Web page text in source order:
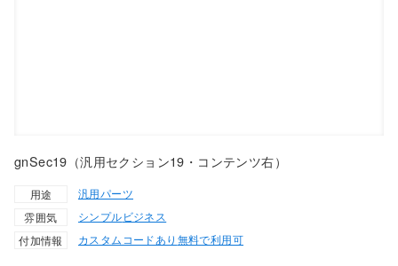
gnSec19（汎用セクション19・コンテンツ右）
用途
汎用パーツ
雰囲気
シンプルビジネス
付加情報
カスタムコードあり 無料で利用可